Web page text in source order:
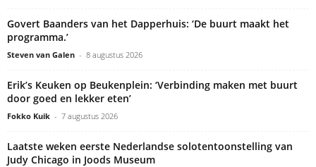
Govert Baanders van het Dapperhuis: ‘De buurt maakt het
programma.’
Steven van Galen - 8 augustus 2026
Erik’s Keuken op Beukenplein: ‘Verbinding maken met buurt
door goed en lekker eten’
Fokko Kuik - 7 augustus 2026
Laatste weken eerste Nederlandse solotentoonstelling van
Judy Chicago in Joods Museum